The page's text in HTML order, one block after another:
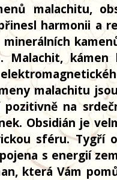
malachitu,
harmonii a
Malachit, kámen
malachitu
na
Obsidián je
sféru. Tygří
s energií
která Vám